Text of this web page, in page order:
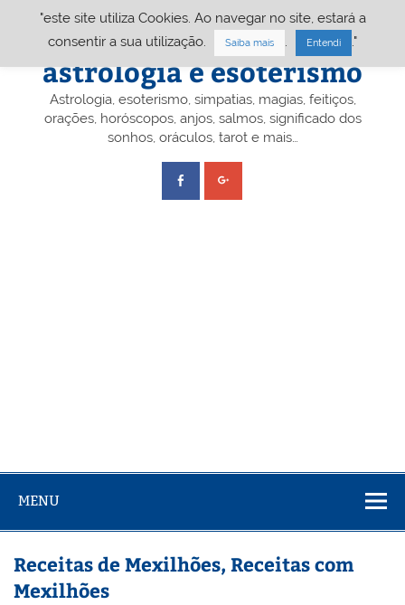
Portal A&E – Portal
astrologia e esoterismo
Astrologia, esoterismo, simpatias, magias, feitiços,
orações, horóscopos, anjos, salmos, significado dos
sonhos, oráculos, tarot e mais…
MENU
Receitas de Mexilhões, Receitas com
Mexilhões
"este site utiliza Cookies. Ao navegar no site, estará a
consentir a sua utilização.
Saiba mais Entendi ."